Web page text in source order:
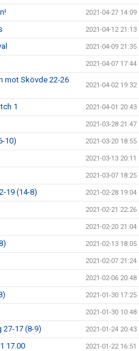
2021-04-27 14:09
2021-04-12 21:13
2021-04-09 21:35
2021-04-07 17:44
mot Skövde 22-26
2021-04-02 19:32
1 2021-04-01 20:43
2021-03-28 21:47
10) 2021-03-20 18:55
2021-03-13 20:11
2021-03-07 18:25
19 (14-8) 2021-02-28 19:04
2021-02-21 22:26
2021-02-20 21:04
2021-02-13 18:05
2021-02-07 21:24
2021-02-06 20:48
2021-01-30 17:25
2021-01-30 10:48
27-17 (8-9) 2021-01-24 20:43
17.00 2021-01-22 16:51